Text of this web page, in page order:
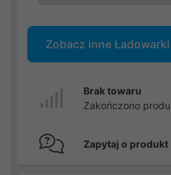
Brak towaru
Zakończono
Zapytaj o produkt